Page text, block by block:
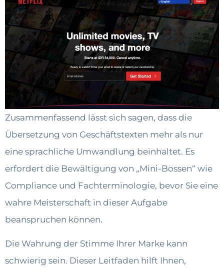
Zusammenfassend lässt sich sagen, dass die
Übersetzung von Geschäftstexten mehr als nur
eine sprachliche Umwandlung beinhaltet. Es
erfordert die Bewältigung von „Mini-Bossen“ wie
Compliance und Fachterminologie, bevor Sie eine
wahre Meisterschaft in dieser Aufgabe
beanspruchen können.
Die Wahrung der Stimme Ihrer Marke kann
schwierig sein. Dieser Leitfaden hilft Ihnen,